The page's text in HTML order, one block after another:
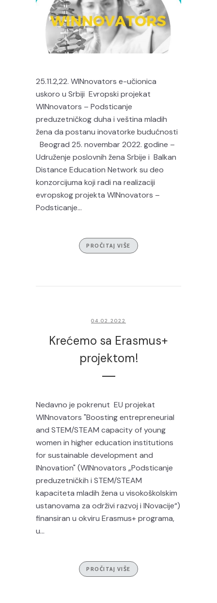
25.11.2,22. WINnovators e-učionica
uskoro u Srbiji Evropski projekat
WINnovators – Podsticanje
preduzetničkog duha i veština mladih
žena da postanu inovatorke budućnosti
Beograd 25. novembar 2022. godine –
Udruženje poslovnih žena Srbije i Balkan
Distance Education Network su deo
konzorcijuma koji radi na realizaciji
evropskog projekta WINnovators –
Podsticanje...
PROČITAJ VIŠE
04.02.2022
Krećemo sa Erasmus+
projektom!
Nedavno je pokrenut EU projekat
WINnovators "Boosting entrepreneurial
and STEM/STEAM capacity of young
women in higher education institutions
for sustainable development and
INnovation" (WINnovators „Podsticanje
preduzetničkih i STEM/STEAM
kapaciteta mladih žena u visokoškolskim
ustanovama za održivi razvoj i INovacije“)
finansiran u okviru Erasmus+ programa,
u...
PROČITAJ VIŠE